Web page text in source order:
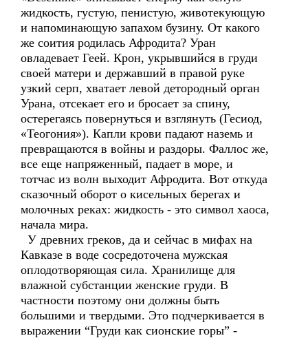
жидкость, густую, пенистую, животекующую
и напоминающую запахом бузину. От какого
же соития родилась Афродита? Уран
овладевает Геей. Крон, укрывшийся в груди
своей матери и державший в правой руке
узкий серп, хватает левой детородный орган
Урана, отсекает его и бросает за спину,
остерегаясь повернуться и взглянуть (Гесиод,
«Теогония»). Капли крови падают наземь и
превращаются в войны и раздоры. Фаллос же,
все еще напряженный, падает в море, и
тотчас из волн выходит Афродита. Вот откуда
сказочный оборот о кисельных берегах и
молочных реках: жидкость - это символ хаоса,
начала мира.
У древних греков, да и сейчас в мифах на
Кавказе в воде сосредоточена мужская
оплодотворяющая сила. Хранилище для
влажной субстанции женские груди. В
частности поэтому они должны быть
большими и твердыми. Это подчеркивается в
выражении “Груди как сионские горы” -